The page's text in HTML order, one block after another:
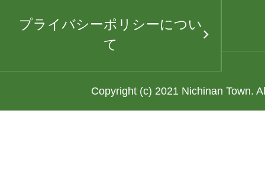
プライバシーポリシーについ
て
Copyright (c) 2021 Nichinan Town.